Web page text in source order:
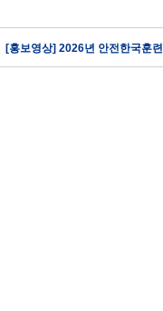
[홍보영상] 2026년 안전한국훈련